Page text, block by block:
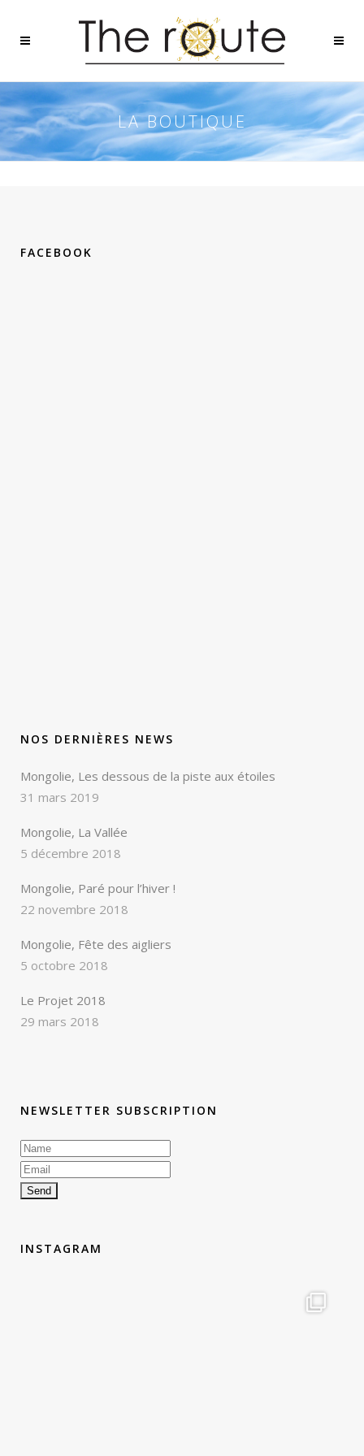
LA BOUTIQUE
FACEBOOK
NOS DERNIÈRES NEWS
Mongolie, Les dessous de la piste aux étoiles
31 mars 2019
Mongolie, La Vallée
5 décembre 2018
Mongolie, Paré pour l’hiver !
22 novembre 2018
Mongolie, Fête des aigliers
5 octobre 2018
Le Projet 2018
29 mars 2018
NEWSLETTER SUBSCRIPTION
INSTAGRAM